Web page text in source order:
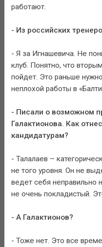
работают.
- Из российских
- Я за Игнашевича. Не
клуб. Понятно, что
пойдет. Это раньше
неплохой работы в
- Писали о возможном
Галактионова. Как
кандидатурам?
- Талалаев –
не того уровня. Он не
ведет себя неправильно
не очень покладистый.
- А Галактионов?
- Тоже нет. Это все